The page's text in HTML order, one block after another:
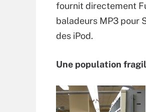
fournit directement
baladeurs MP3 pour
des iPod.
Une population